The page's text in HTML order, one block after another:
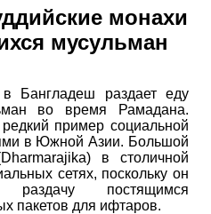
монахи
мусульман
Бангладеш раздает еду
во время Рамадана.
пример социальной
в Южной Азии. Большой
в столичной
сетях, поскольку он
постящимся
пакетов для ифтаров.